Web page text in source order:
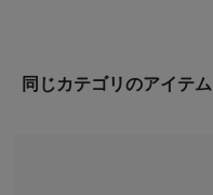
同じカテゴリのアイテム